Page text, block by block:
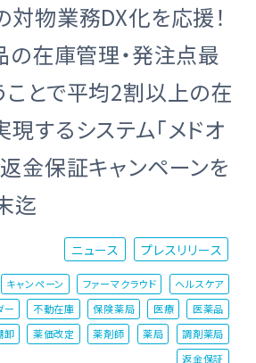
物業務DX化を応援！
在庫管理・発注点最
ことで平均2割以上の在
するシステム「メドオ
金保証キャンペーンを
迄
ニュース プレスリリース
キャンペーン ファーマクラウド
ヘルスケア
ー
不動在庫 保険薬局 医療
医薬品
卸 薬価改定 薬剤師 薬局
調剤薬局
返金保証